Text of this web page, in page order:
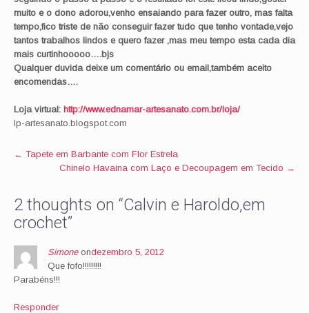
muito e o dono adorou,venho ensaiando para fazer outro, mas falta
tempo,fico triste de não conseguir fazer tudo que tenho vontade,vejo
tantos trabalhos lindos e quero fazer ,mas meu tempo esta cada dia
mais curtinhooooo….bjs
Qualquer duvida deixe um comentário ou email,também aceito
encomendas….
Loja virtual: http://www.ednamar-artesanato.com.br/loja/
lp-artesanato.blogspot.com
Post
navigation
← Tapete em Barbante com Flor Estrela
Chinelo Havaina com Laço e Decoupagem em Tecido →
2 thoughts on “Calvin e Haroldo,em
crochet”
Simoneondezembro 5, 2012
Que fofo!!!!!!!!!
Parabéns!!!
Responder